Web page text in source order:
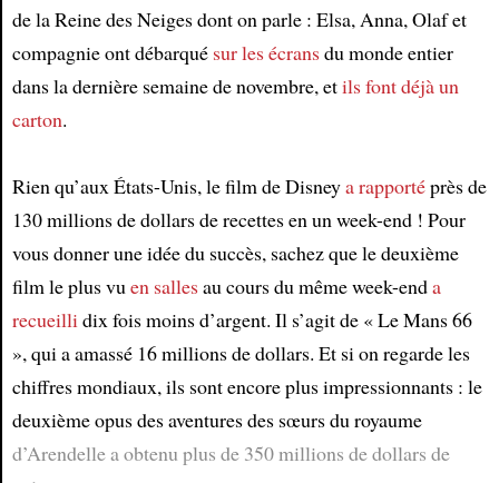
de la Reine des Neiges dont on parle : Elsa, Anna, Olaf et
compagnie ont débarqué sur les écransdu monde entier
dans la dernière semaine de novembre, etils font déjà un
carton.
Rien qu’aux États-Unis, le film de Disneya rapportéprès de
130 millions de dollars de recettes en un week-end ! Pour
vous donner une idée du succès, sachez que le deuxième
film le plus vuen sallesau cours du même week-enda
recueillidix fois moins d’argent. Il s’agit de « Le Mans 66
», qui a amassé 16 millions de dollars. Et si on regarde les
chiffres mondiaux, ils sont encore plus impressionnants : le
deuxième opus des aventures des sœurs du royaume
d’Arendelle a obtenu plus de 350 millions de dollars de